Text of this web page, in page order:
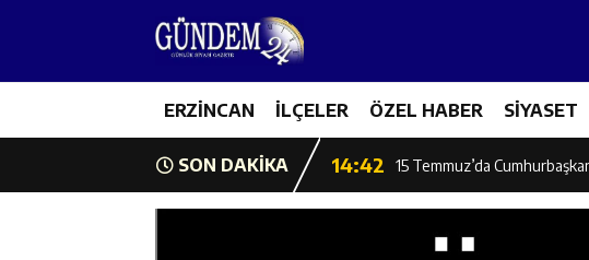
ERZİNCAN İLÇELER ÖZEL HABER SİYASET
SON DAKİKA
14:43 ETSO Başkan Adayı
14:42 15 Temmuz’da